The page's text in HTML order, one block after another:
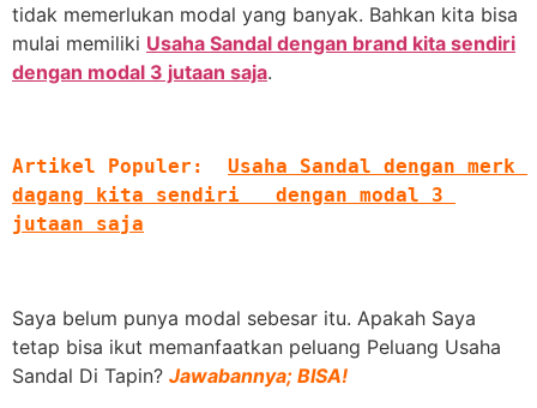
tidak memerlukan modal yang banyak. Bahkan kita bisa
mulai memiliki Usaha Sandal dengan brand kita sendiri
dengan modal 3 jutaan saja.
Artikel Populer:
Usaha Sandal dengan merk
dagang kita sendiri   dengan modal 3
jutaan saja
Saya belum punya modal sebesar itu. Apakah Saya
tetap bisa ikut memanfaatkan peluang Peluang Usaha
Sandal Di Tapin? Jawabannya; BISA!